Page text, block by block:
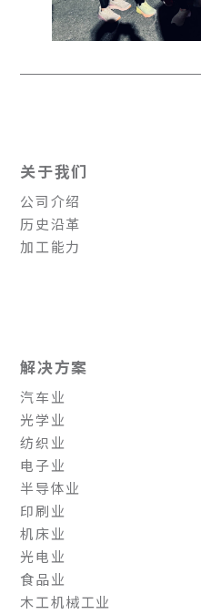
关于我们
公司介绍
历史沿革
加工能力
解决方案
汽车业
光学业
纺织业
电子业
半导体业
印刷业
机床业
光电业
食品业
木工机械工业